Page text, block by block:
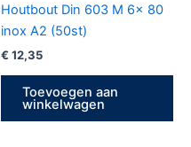
Houtbout Din 603 M 6x 80
inox A2 (50st)
€ 12,35
Toevoegen aan
winkelwagen